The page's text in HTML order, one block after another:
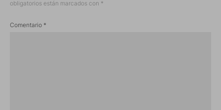
obligatorios están marcados con *
Comentario *